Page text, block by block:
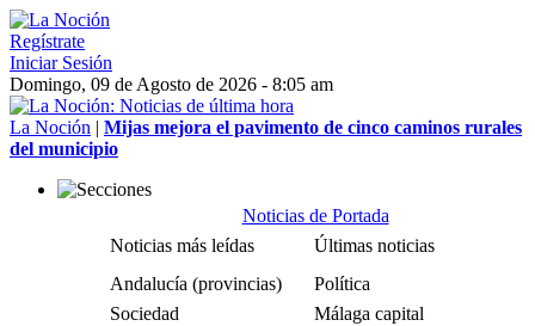
Regístrate
Iniciar Sesión
Domingo, 09 de Agosto de 2026 - 8:05 am
La Noción | Mijas mejora el pavimento de cinco caminos rurales
del municipio
Noticias de Portada
Noticias más leídas
Últimas noticias
Andalucía (provincias)
Política
Sociedad
Málaga capital